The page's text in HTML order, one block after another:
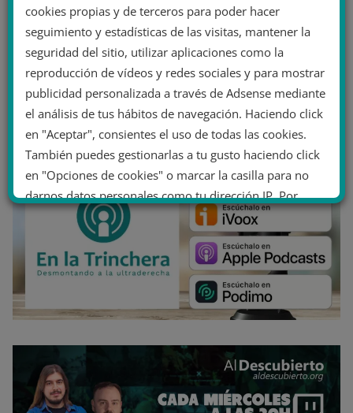
cookies propias y de terceros para poder hacer
seguimiento y estadísticas de las visitas, mantener la
seguridad del sitio, utilizar aplicaciones como la
reproducción de vídeos y redes sociales y para mostrar
publicidad personalizada a través de Adsense mediante
el análisis de tus hábitos de navegación. Haciendo click
en "Aceptar", consientes el uso de todas las cookies.
También puedes gestionarlas a tu gusto haciendo click
en "Opciones de cookies" o marcar la casilla para no
darnos datos personales como tu dirección IP. Por
último, puedes leer nuestra Política de cookies.
No dar mi información personal
Opciones de cookies Aceptar cookies
Rechazar cookies Política de cookies